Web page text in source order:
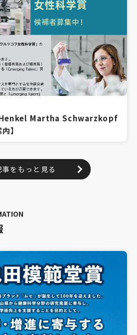
Henkel Martha Schwarzkopf
】
事をもっと見る